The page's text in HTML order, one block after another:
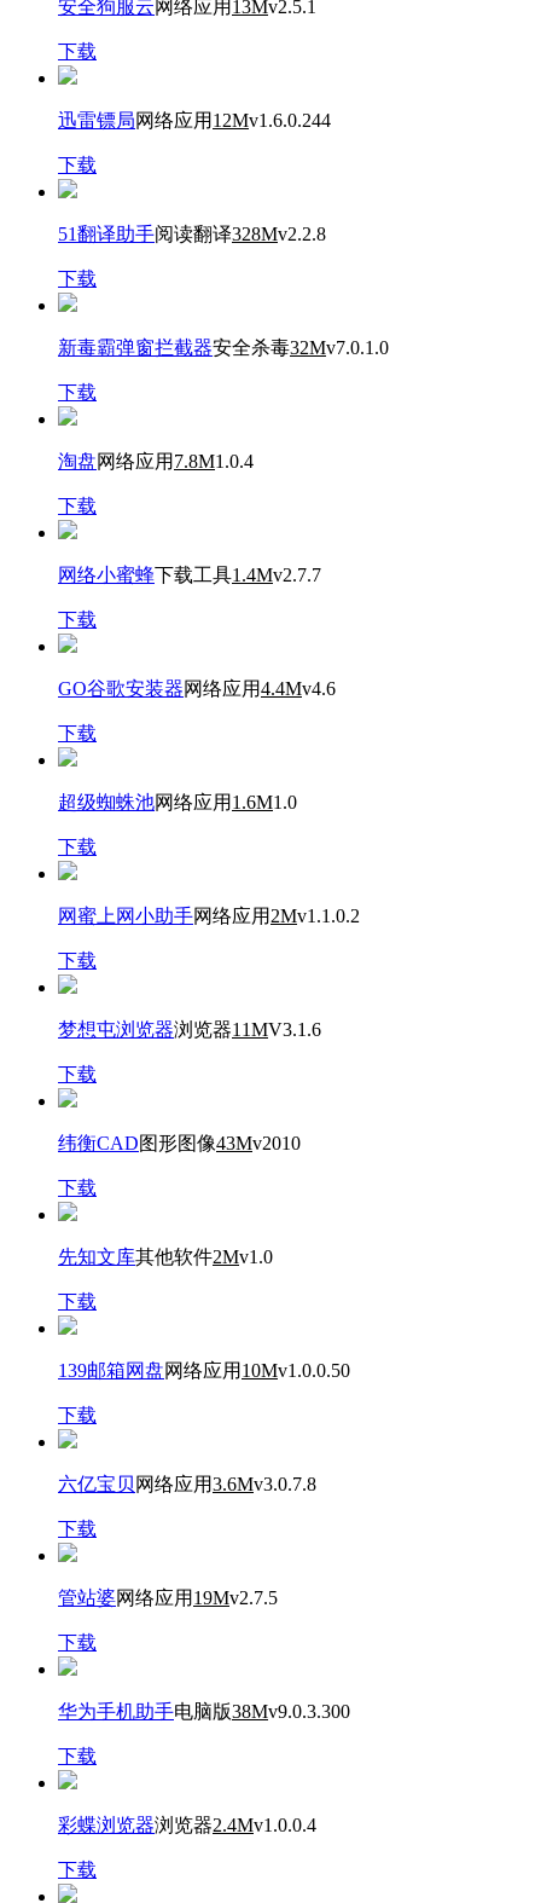
安全狗服云网络应用 13Mv2.5.1
下载
迅雷镖局网络应用 12Mv1.6.0.244
下载
51翻译助手阅读翻译328Mv2.2.8
下载
新毒霸弹窗拦截器安全杀毒32Mv7.0.1.0
下载
淘盘网络应用 7.8M1.0.4
下载
网络小蜜蜂下载工具1.4Mv2.7.7
下载
GO谷歌安装器网络应用4.4Mv4.6
下载
超级蜘蛛池网络应用 1.6M1.0
下载
网蜜上网小助手网络应用 2Mv1.1.0.2
下载
梦想屯浏览器浏览器11MV3.1.6
下载
纬衡CAD图形图像43Mv2010
下载
先知文库其他软件2Mv1.0
下载
139邮箱网盘网络应用 10Mv1.0.0.50
下载
六亿宝贝 网络应用3.6Mv3.0.7.8
下载
管站婆网络应用 19Mv2.7.5
下载
华为手机助手电脑版38Mv9.0.3.300
下载
彩蝶浏览器浏览器2.4Mv1.0.0.4
下载